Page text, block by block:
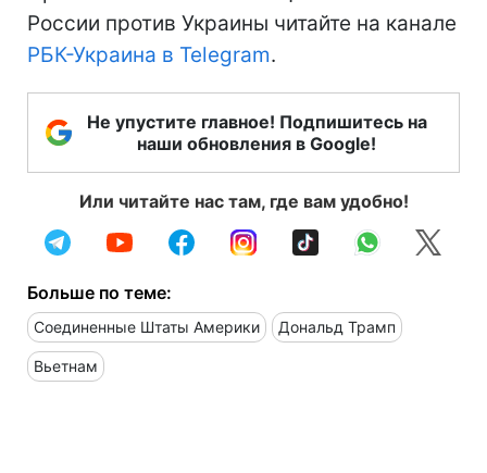
России против Украины читайте на канале
РБК-Украина в Telegram.
Не упустите главное! Подпишитесь на
наши обновления в Google!
Или читайте нас там, где вам удобно!
Больше по теме:
Соединенные Штаты Америки Дональд Трамп
Вьетнам